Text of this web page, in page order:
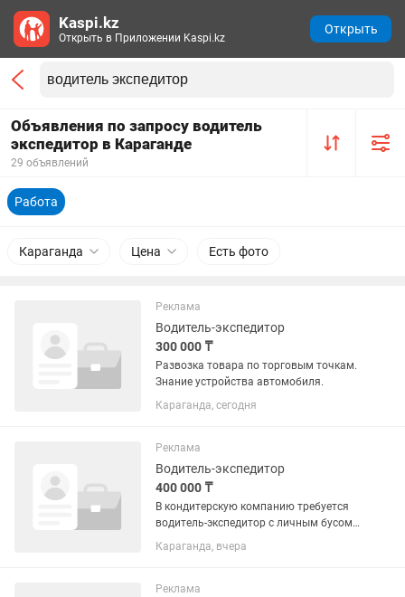
Объявления по запросу водитель
экспедитор в Караганде
29 объявлений
Работа
Караганда Цена Есть фото
Реклама
Водитель-экспедитор
300 000 ₸
Развозка товара по торговым точкам.
Знание устройства автомобиля.
Караганда, сегодня
Реклама
Водитель-экспедитор
400 000 ₸
В кондитерскую компанию требуется
водитель-экспедитор с личным бусом
или Т4,на доставку по
магазинам,маршруты
отдельно.Желательно с опытом
Караганда, вчера
Реклама
Kaspi.kz
Открыть в Приложении Kaspi.kz
Открыть